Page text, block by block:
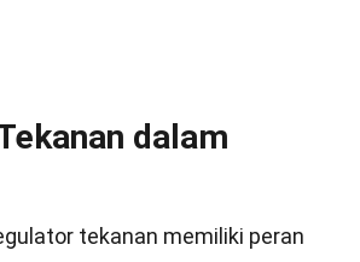
dalam
tekanan memiliki peran